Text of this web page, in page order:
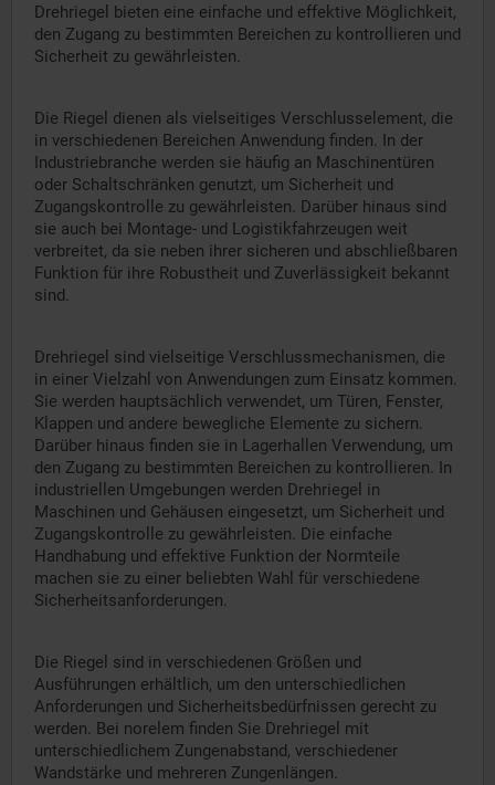
Drehriegel bieten eine einfache und effektive Möglichkeit,
den Zugang zu bestimmten Bereichen zu kontrollieren und
Sicherheit zu gewährleisten.
Die Riegel dienen als vielseitiges Verschlusselement, die
in verschiedenen Bereichen Anwendung finden. In der
Industriebranche werden sie häufig an Maschinentüren
oder Schaltschränken genutzt, um Sicherheit und
Zugangskontrolle zu gewährleisten. Darüber hinaus sind
sie auch bei Montage- und Logistikfahrzeugen weit
verbreitet, da sie neben ihrer sicheren und abschließbaren
Funktion für ihre Robustheit und Zuverlässigkeit bekannt
sind.
Drehriegel sind vielseitige Verschlussmechanismen, die
in einer Vielzahl von Anwendungen zum Einsatz kommen.
Sie werden hauptsächlich verwendet, um Türen, Fenster,
Klappen und andere bewegliche Elemente zu sichern.
Darüber hinaus finden sie in Lagerhallen Verwendung, um
den Zugang zu bestimmten Bereichen zu kontrollieren. In
industriellen Umgebungen werden Drehriegel in
Maschinen und Gehäusen eingesetzt, um Sicherheit und
Zugangskontrolle zu gewährleisten. Die einfache
Handhabung und effektive Funktion der Normteile
machen sie zu einer beliebten Wahl für verschiedene
Sicherheitsanforderungen.
Die Riegel sind in verschiedenen Größen und
Ausführungen erhältlich, um den unterschiedlichen
Anforderungen und Sicherheitsbedürfnissen gerecht zu
werden. Bei norelem finden Sie Drehriegel mit
unterschiedlichem Zungenabstand, verschiedener
Wandstärke und mehreren Zungenlängen.